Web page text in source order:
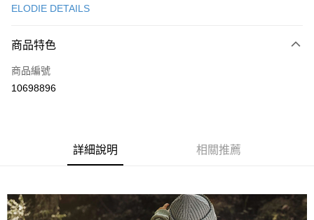
運送方式
付款後全家取貨
宅配 (離島)
ELODIE DETAILS
商品特色
商品編號
10698896
詳細說明 相關推薦